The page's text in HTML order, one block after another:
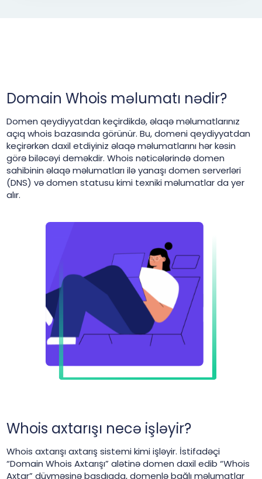
Domain Whois məlumatı nədir?
Domen qeydiyyatdan keçirdikdə, əlaqə məlumatlarınız
açıq whois bazasında görünür. Bu, domeni qeydiyyatdan
keçirərkən daxil etdiyiniz əlaqə məlumatlarını hər kəsin
görə biləcəyi deməkdir. Whois nəticələrində domen
sahibinin əlaqə məlumatları ilə yanaşı domen serverləri
(DNS) və domen statusu kimi texniki məlumatlar da yer
alır.
Whois axtarışı necə işləyir?
Whois axtarışı axtarış sistemi kimi işləyir. İstifadəçi
“Domain Whois Axtarışı” alətinə domen daxil edib “Whois
Axtar” düyməsinə basdıqda, domenlə bağlı məlumatlar